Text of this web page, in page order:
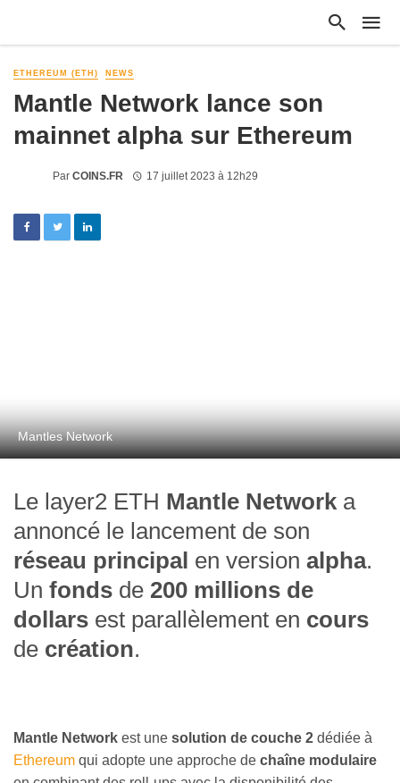
ETHEREUM (ETH) NEWS
Mantle Network lance son
mainnet alpha sur Ethereum
Par COINS.FR 17 juillet 2023 à 12h29
Mantles Network
Le layer2 ETH Mantle Network a
annoncé le lancement de son
réseau principal en version alpha.
Un fonds de 200 millions de
dollars est parallèlement en cours
de création.
Mantle Network est une solution de couche 2 dédiée à
Ethereum qui adopte une approche de chaîne modulaire